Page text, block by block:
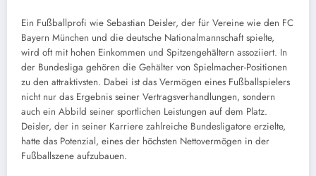
Ein Fußballprofi wie Sebastian Deisler, der für Vereine wie den FC
Bayern München und die deutsche Nationalmannschaft spielte,
wird oft mit hohen Einkommen und Spitzengehältern assoziiert. In
der Bundesliga gehören die Gehälter von Spielmacher-Positionen
zu den attraktivsten. Dabei ist das Vermögen eines Fußballspielers
nicht nur das Ergebnis seiner Vertragsverhandlungen, sondern
auch ein Abbild seiner sportlichen Leistungen auf dem Platz.
Deisler, der in seiner Karriere zahlreiche Bundesligatore erzielte,
hatte das Potenzial, eines der höchsten Nettovermögen in der
Fußballszene aufzubauen.